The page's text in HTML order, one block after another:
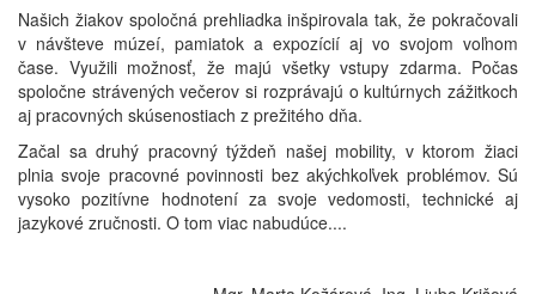
Našich žiakov spoločná prehliadka inšpirovala tak, že pokračovali
v návšteve múzeí, pamiatok a expozícií aj vo svojom voľnom
čase. Využili možnosť, že majú všetky vstupy zdarma. Počas
spoločne strávených večerov si rozprávajú o kultúrnych zážitkoch
aj pracovných skúsenostiach z prežitého dňa.
Začal sa druhý pracovný týždeň našej mobility, v ktorom žiaci
plnia svoje pracovné povinnosti bez akýchkoľvek problémov. Sú
vysoko pozitívne hodnotení za svoje vedomosti, technické aj
jazykové zručnosti. O tom viac nabudúce....